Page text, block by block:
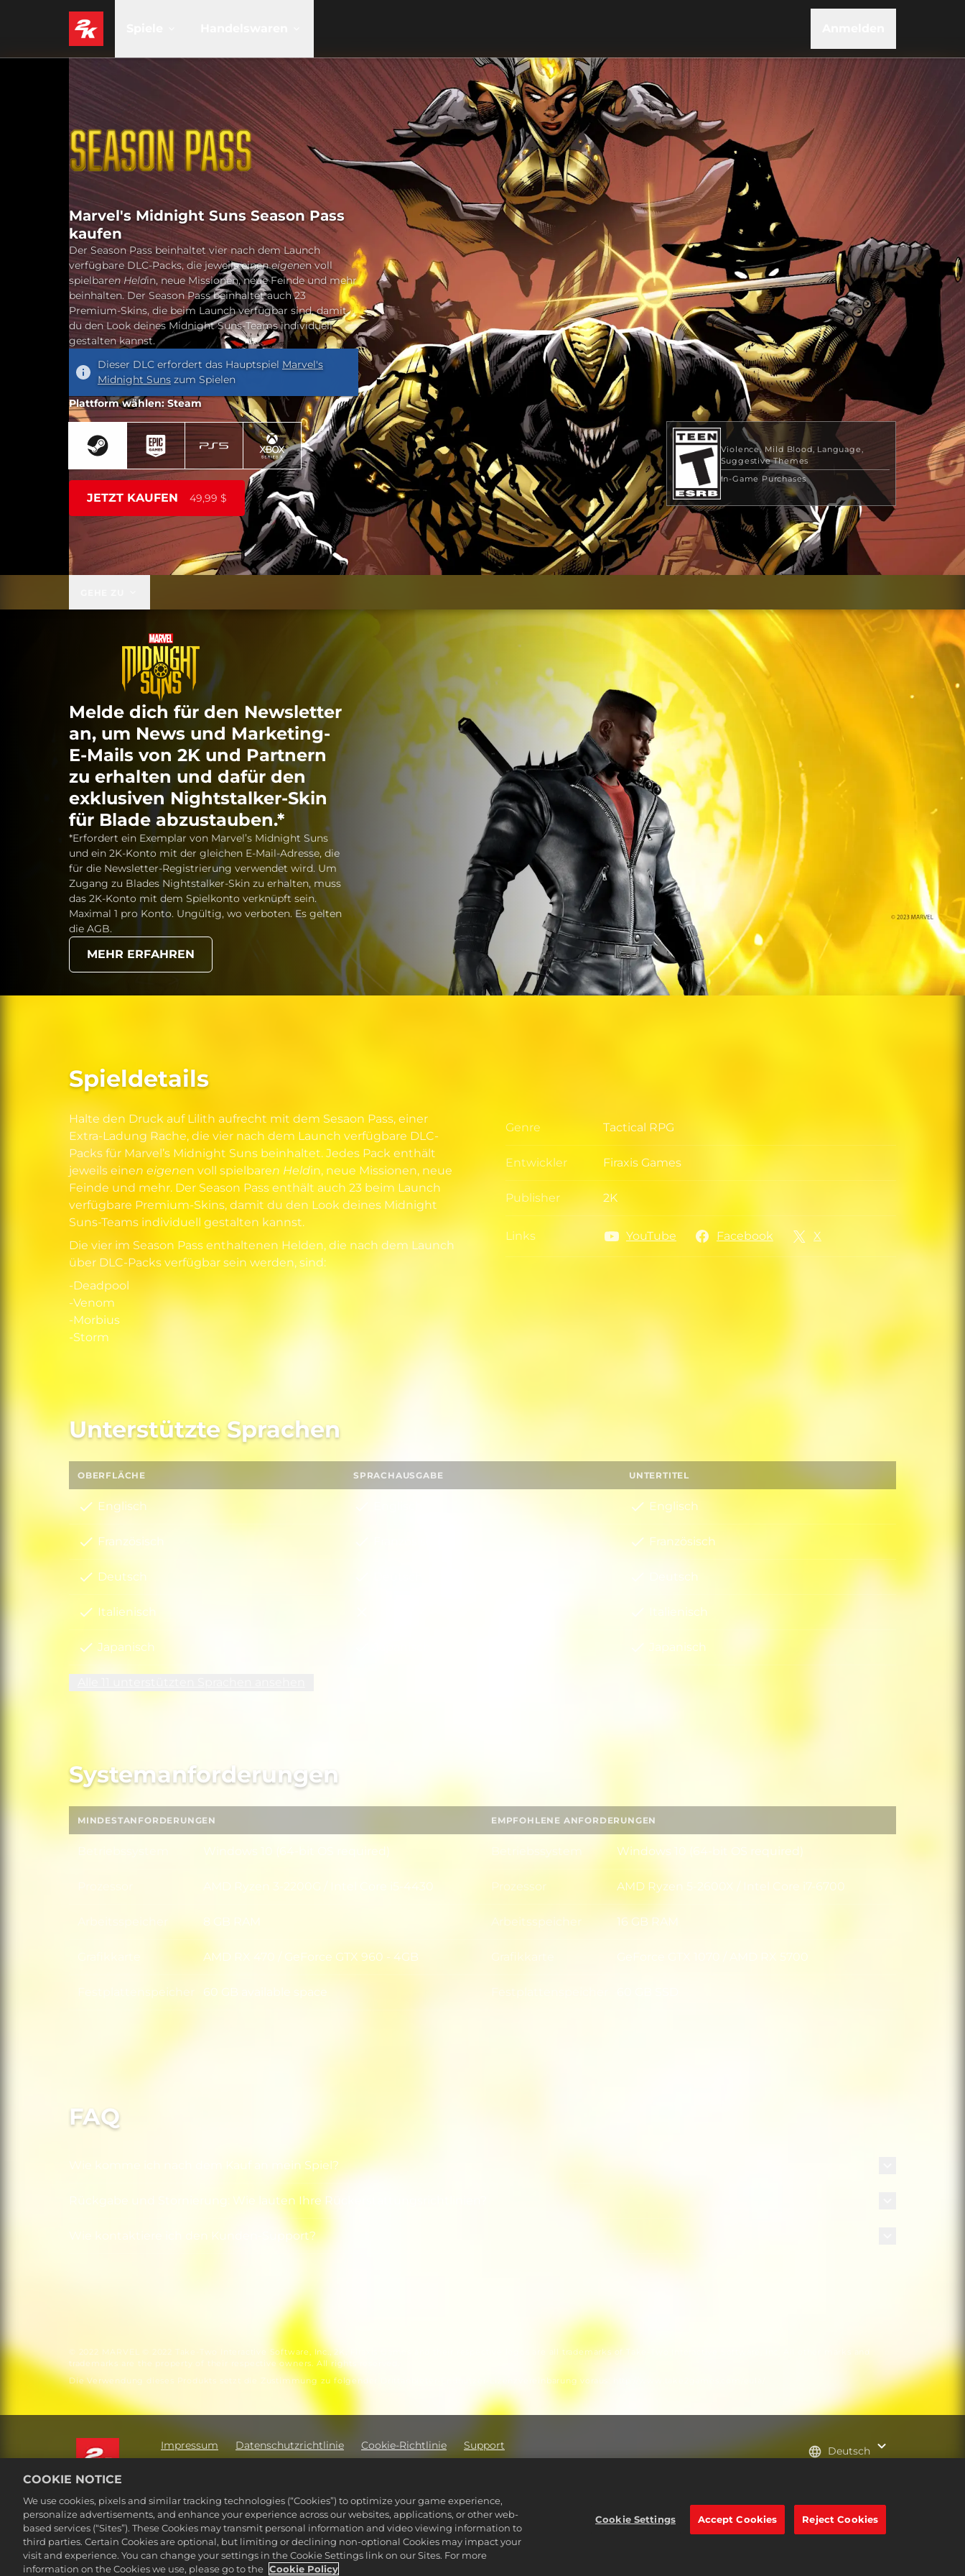
Violence Mild Blood Language
Suggestive Themes
In-Game Purchases
Marvel's Midnight Suns Season Pass
kaufen
Der Season Pass beinhaltet vier nach dem Launch
verfügbare DLC-Packs, die jeweils einen eigenen voll
spielbaren Heldin, neue Missionen, neue Feinde und mehr
beinhalten. Der Season Pass beinhaltet auch 23
Premium-Skins, die beim Launch verfügbar sind, damit
du den Look deines Midnight Suns-Teams individuell
gestalten kannst.
Dieser DLC erfordert das Hauptspiel Marvel's
Midnight Suns zum Spielen
Plattform wählen: Steam
JETZT KAUFEN 49,99 $
Melde dich für den Newsletter
an, um News und Marketing-
E-Mails von 2K und Partnern
zu erhalten und dafür den
exklusiven Nightstalker-Skin
für Blade abzustauben.*
*Erfordert ein Exemplar von Marvel’s Midnight Suns
und ein 2K-Konto mit der gleichen E-Mail-Adresse, die
für die Newsletter-Registrierung verwendet wird. Um
Zugang zu Blades Nightstalker-Skin zu erhalten, muss
das 2K-Konto mit dem Spielkonto verknüpft sein.
Maximal 1 pro Konto. Ungültig, wo verboten. Es gelten
die AGB.
MEHR ERFAHREN
Spieldetails
Halte den Druck auf Lilith aufrecht mit dem Sesaon Pass, einer
Extra-Ladung Rache, die vier nach dem Launch verfügbare DLC-
Packs für Marvel’s Midnight Suns beinhaltet. Jedes Pack enthält
jeweils einen eigenen voll spielbaren Heldin, neue Missionen, neue
Feinde und mehr. Der Season Pass enthält auch 23 beim Launch
verfügbare Premium-Skins, damit du den Look deines Midnight
Suns-Teams individuell gestalten kannst.
Die vier im Season Pass enthaltenen Helden, die nach dem Launch
über DLC-Packs verfügbar sein werden, sind:
-Deadpool
-Venom
-Morbius
-Storm
Genre
Genre
Tactical RPG
Entwickler
Entwickler
Firaxis Games
Publisher
Publisher
2K
Links
Links
YouTube Facebook X
Unterstützte Sprachen
OBERFLÄCHE SPRACHAUSGABE UNTERTITEL
Englisch Englisch
Französisch Französisch
Deutsch Deutsch
Italienisch Italienisch
Japanisch Japanisch
Systemanforderungen
MINDESTANFORDERUNGEN
Betriebssystem
Windows 10 (64-bit OS required)
Prozessor
AMD Ryzen 3-2200G / Intel Core i5-4430
Arbeitsspeicher
8 GB RAM
Grafikkarte
AMD RX 470 / GeForce GTX 960 - 4GB
Festplattenspeicher
Festplattenspeicher
60 GB available space
EMPFOHLENE ANFORDERUNGEN
Betriebssystem
Betriebssystem
Windows 10 (64-bit OS required)
Prozessor
Prozessor
AMD Ryzen 5-2600X / Intel Core i7-6700
Arbeitsspeicher
Arbeitsspeicher
16 GB RAM
Grafikkarte GeForce GTX 1070 / AMD RX 5700
FAQ
Wie komme ich nach dem Kauf an mein Spiel?
Rückgabe und Stornierung: Wie lauten Ihre Rückerstattungsrichtlinien?
Wie kontaktiere ich den Kunden-Support?
© 2022 MARVEL © 2022 Take-Two Interactive Software, Inc., 2K, Firaxis Games and their respective logos are all trademarks of Take-Two Interactive Software, Inc. All other marks and
trademarks are the property of their respective owners. All rights reserved.
Die Verwendung dieses Produkts setzt die Zustimmung zu folgender Drittanbieter-Endnutzer-Lizenzvereinbarung voraus: http://www.take2games.com/eula/
Impressum Datenschutzrichtlinie Cookie-Richtlinie
Support
Interactive Software, Inc. All rights reserved.
Alle hier erwähnten Warenzeichen sind das Eigentum ihrer jeweiligen Inhaber.
Deutsch
COOKIE NOTICE
We use cookies, pixels and similar tracking technologies (“Cookies”) to optimize your game experience,
personalize advertisements, and enhance your experience across our websites, applications, or other web-
based services (“Sites”). These Cookies may transmit personal information and video viewing information to
third parties. Certain Cookies are optional, but limiting or declining non-optional Cookies may impact your
visit and experience. You can change your settings in the Cookie Settings link on our Sites. For more
information on the Cookies we use, please go to the Cookie Policy
Cookie Settings Accept Cookies Reject Cookies